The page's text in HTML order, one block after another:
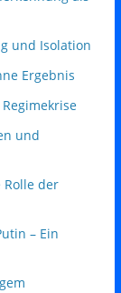
und Isolation
Ergebnis
und
der
– Ein